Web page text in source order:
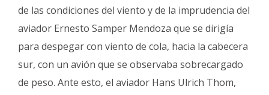
de las condiciones del viento y de la imprudencia del
aviador Ernesto Samper Mendoza que se dirigía
para despegar con viento de cola, hacia la cabecera
sur, con un avión que se observaba sobrecargado
de peso. Ante esto, el aviador Hans Ulrich Thom,